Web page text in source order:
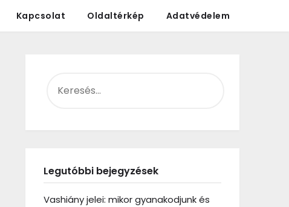
Kapcsolat Oldaltérkép Adatvédelem
Legutóbbi bejegyzések
Vashiány jelei: mikor gyanakodjunk és